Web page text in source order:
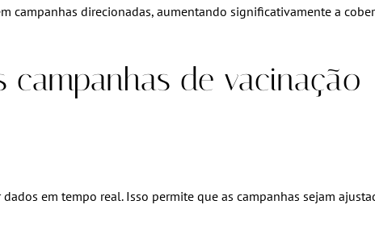
campanhas direcionadas, aumentando significativamente a
de vacinação
em tempo real. Isso permite que as campanhas sejam